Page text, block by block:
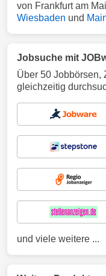
von Frankfurt am
Wiesbaden und
Jobsuche mit
Über 50 Jobbörsen,
gleichzeitig
und viele weitere ...